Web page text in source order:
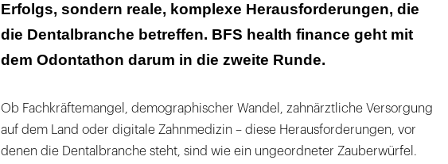
Erfolgs, sondern reale, komplexe Herausforderungen, die
die Dentalbranche betreffen. BFS health finance geht mit
dem Odontathon darum in die zweite Runde.
Ob Fachkräftemangel, demographischer Wandel, zahnärztliche Versorgung
auf dem Land oder digitale Zahnmedizin – diese Herausforderungen, vor
denen die Dentalbranche steht, sind wie ein ungeordneter Zauberwürfel.